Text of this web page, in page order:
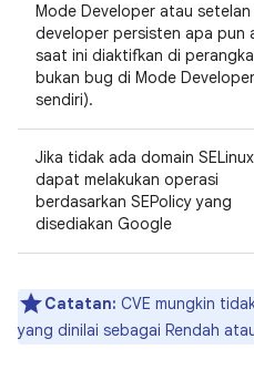
Mode Developer atau
developer persisten apa pun
saat ini diaktifkan di
bukan bug di Mode
sendiri).
Jika tidak ada domain
dapat melakukan operasi
berdasarkan SEPolicy yang
disediakan Google
Catatan: CVE mungkin
yang dinilai sebagai Rendah